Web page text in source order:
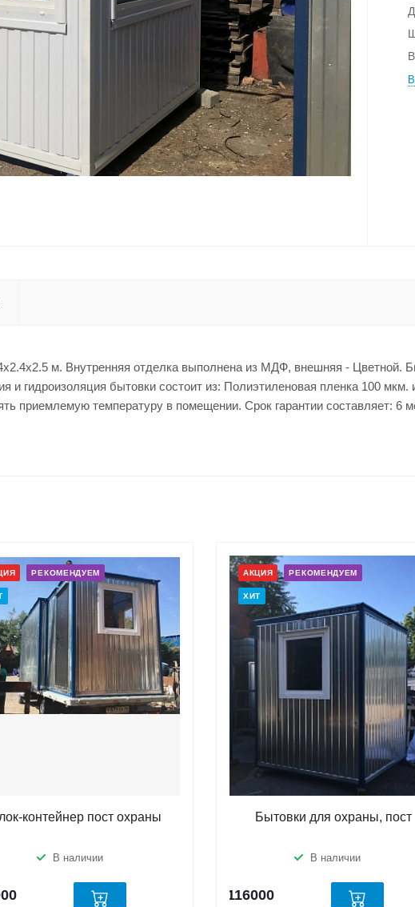
м. Внутренняя отделка выполнена из МДФ, внешняя - Цветной.
и гидроизоляция бытовки состоит из: Полиэтиленовая пленка 100 мкм.
приемлемую температуру в помещении. Срок гарантии составляет: 6
РЕКОМЕНДУЕМ
контейнер пост охраны
В наличии
АКЦИЯ РЕКОМЕНДУЕМ
ХИТ
Бытовки для охраны, пост
В наличии
116000